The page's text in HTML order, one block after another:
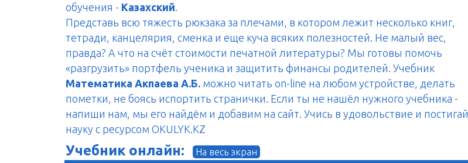
обучения - Казахский
Представь всю тяжесть рюкзака за плечами, в котором лежит несколько книг,
тетради, канцелярия, сменка и еще куча всяких полезностей. Не малый вес,
правда? А что на счёт стоимости печатной литературы? Мы готовы помочь
«разгрузить» портфель ученика и защитить финансы родителей. Учебник
Математика Акпаева А.Б. можно читать on-line на любом устройстве, делать
пометки, не боясь испортить странички. Если ты не нашёл нужного учебника -
напиши нам, мы его найдём и добавим на сайт. Учись в удовольствие и постигай
науку с ресурсом OKULYK.KZ
Учебник онлайн: На весь экран